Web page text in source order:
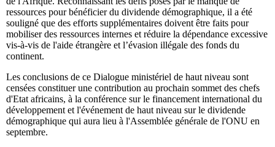
ressources pour bénéficier du dividende démographique, il a été
souligné que des efforts supplémentaires doivent être faits pour
mobiliser des ressources internes et réduire la dépendance excessive
vis-à-vis de l'aide étrangère et l’évasion illégale des fonds du
continent.
Les conclusions de ce Dialogue ministériel de haut niveau sont
censées constituer une contribution au prochain sommet des chefs
d'Etat africains, à la conférence sur le financement international du
développement et l'événement de haut niveau sur le dividende
démographique qui aura lieu à l'Assemblée générale de l'ONU en
septembre.